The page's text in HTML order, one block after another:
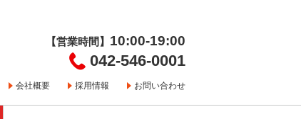
【営業時間】 10:00-19:00
042-546-0001
会社概要 採用情報 お問い合わせ